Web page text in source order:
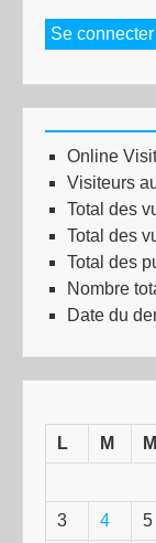
Se connecter
Online
Visiteurs
Total des
Total des
Total des
Nombre
Date du
L
M M
3 4 5